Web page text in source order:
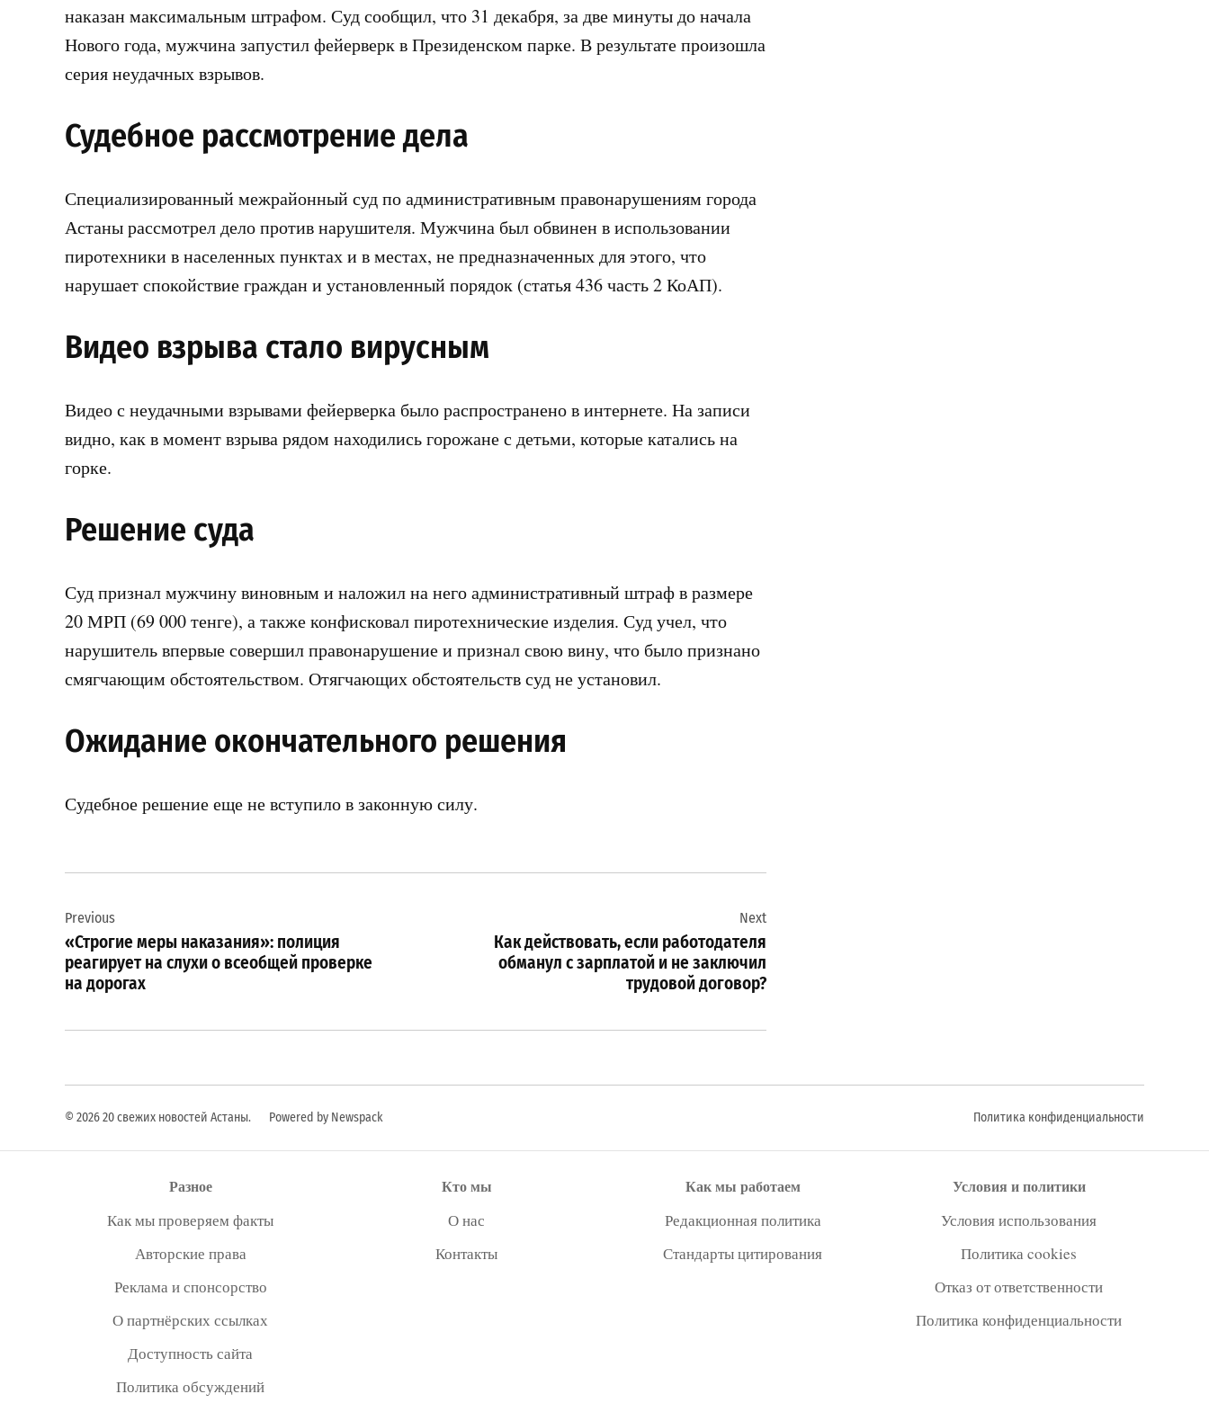
наказан максимальным штрафом. Суд сообщил, что 31 декабря, за две минуты до начала
Нового года, мужчина запустил фейерверк в Президенском парке. В результате произошла
серия неудачных взрывов.
Судебное рассмотрение дела
Специализированный межрайонный суд по административным правонарушениям города
Астаны рассмотрел дело против нарушителя. Мужчина был обвинен в использовании
пиротехники в населенных пунктах и в местах, не предназначенных для этого, что
нарушает спокойствие граждан и установленный порядок (статья 436 часть 2 КоАП).
Видео взрыва стало вирусным
Видео с неудачными взрывами фейерверка было распространено в интернете. На записи
видно, как в момент взрыва рядом находились горожане с детьми, которые катались на
горке.
Решение суда
Суд признал мужчину виновным и наложил на него административный штраф в размере
20 МРП (69 000 тенге), а также конфисковал пиротехнические изделия. Суд учел, что
нарушитель впервые совершил правонарушение и признал свою вину, что было признано
смягчающим обстоятельством. Отягчающих обстоятельств суд не установил.
Ожидание окончательного решения
Судебное решение еще не вступило в законную силу.
по
записям
Previous
«Строгие меры наказания»: полиция
реагирует на слухи о всеобщей проверке
на дорогах
Next
Как действовать, если работодателя
обманул с зарплатой и не заключил
трудовой договор?
© 2026 20 свежих новостей Астаны. Powered by Newspack Политика конфиденциальности
Разное
Как мы проверяем факты
Авторские права
Реклама и спонсорство
О партнёрских ссылках
Доступность сайта
Политика обсуждений
Кто мы
О нас
Контакты
Как мы работаем
Редакционная политика
Стандарты цитирования
Условия и политики
Условия использования
Политика cookies
Отказ от ответственности
Политика конфиденциальности